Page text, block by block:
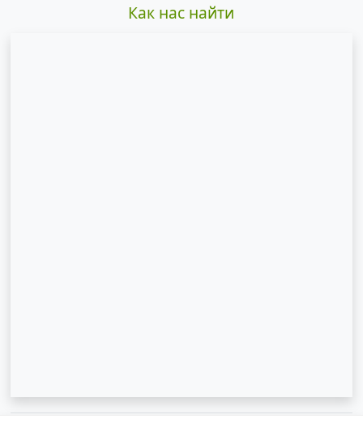
Как нас найти